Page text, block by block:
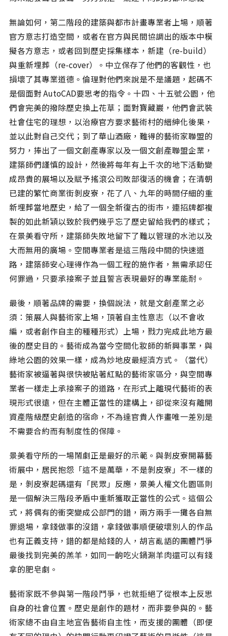
無論如何，第二階段的建築與都市計畫專業者上場，順著
官方意志打造空間，或者在官方與民間協調出的版本中模
擬各方意志，或者回到歷史採集樣本，新建（re-build）
與重新埋葬（re-cover）。中立保存了他們的客觀性，也
損壞了其專業道德。倫理對他們來說是不是議題，起碼不
是個面對 AutoCAD要思考的指令。十四、十五號公園，他
們會完美的撥除歷史換上花草；面對寶藏巖，他們會武裝
社會住宅的理想，以治療官方要求藝術村的縉紳化後果，
並以此對自己交代；到了華山酒廠，難得的藝術家聯盟的
努力，捧出了一個文創產專家以及一個文創產聯盟企業，
建築師們謹慎的設計，然後將每年有上千次的地下活動變
成昂貴的展場以及賦予搖滾公司敗部復活的機會；在清朝
已建的繁忙商業街剝皮寮，花了八、九年的時間仔細的重
新埋葬當地歷史，給了一個全新復古的街市，連招牌都複
製的如此新穎以致於我們幾乎忘了歷史留給我們的樣式；
在景美看守所，建築師失敗地留下了難以管理的水池以及
大而無用的廣場。空間專業者是這三階段中間的快速道
路，建築師安心理得作為一個工程的施作者，無需承認任
何罪過，只要承接案子並且誓言表現最好的專業能耐。
最後，順著品牌的需要，換個說法，就是文創產業之必
須：策展人與藝術家上場，頂著自主性意志（以不會收
編，或者創作自主的種種形式）上場，戮力完成此地方最
後的歷史目的。藝術成為當今空間化妝師的新興事業，與
綠地公園的效果一樣，成為炒地皮最經濟方式。（當代）
藝術家被逼著與很快被貼著紅點的藝術家區分，與空間專
業者一樣走上承接案子的道路，在形式上離現代藝術的表
現形式很遠，但在主體正當性的建構上，卻從來沒有離開
資產階級歷史創造的宿命，不為達官貴人作畫唯一差別是
不需要合約而有制度性的保障。
景美看守所的一場鬧劇正是最好的示範。與剝皮寮開幕藝
術展中，居民抱怨「這不是萬華，不是剝皮寮」不一樣的
是，剝皮寮起碼還有「民眾」反應，景美人權文化園區則
是一個解決三階段矛盾中重新獲取正當性的公式。這個公
式，將偶有的衝突變成公部門的錯，兩方兩手一攤各自無
罪退場，拿錢做事的沒錯，拿錢做事順便破壞別人的作品
也有正義支持，錯的都是給錢的人，胡言亂語的團體鬥爭
最後找到完美的羔羊，如同一齣吃火鍋涮羊肉還可以有錢
拿的肥皂劇。
藝術家既不參與第一階段鬥爭，也就拒絕了從根本上反思
自身的社會位置。歷史是創作的題材，而非要參與的。藝
術家總不由自主地宣告藝術自主性，而支援的團體（即便